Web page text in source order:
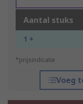
Aantal stuks
1 +
*prijsindicatie
Voeg